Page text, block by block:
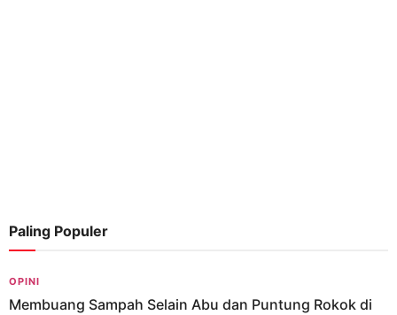
Paling Populer
OPINI
Membuang Sampah Selain Abu dan Puntung Rokok di